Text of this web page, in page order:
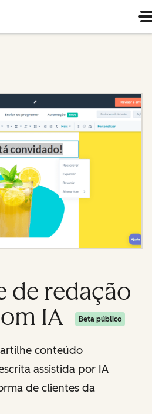
de redação
IA
Beta público
conteúdo
assistida por IA
de clientes da